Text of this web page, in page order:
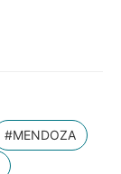
#MENDOZA